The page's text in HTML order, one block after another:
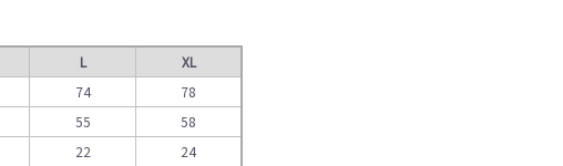
L
XL
74
78
55
58
22 24